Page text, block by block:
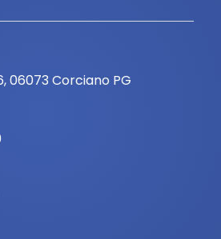
06073 Corciano PG